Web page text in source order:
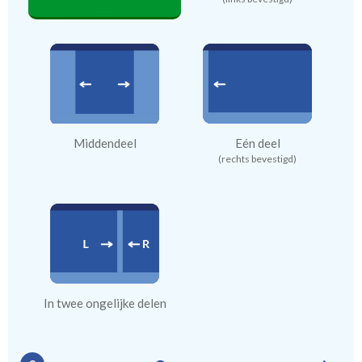
Middendeel Eén deel
(rechts bevestigd)
In twee ongelijke delen